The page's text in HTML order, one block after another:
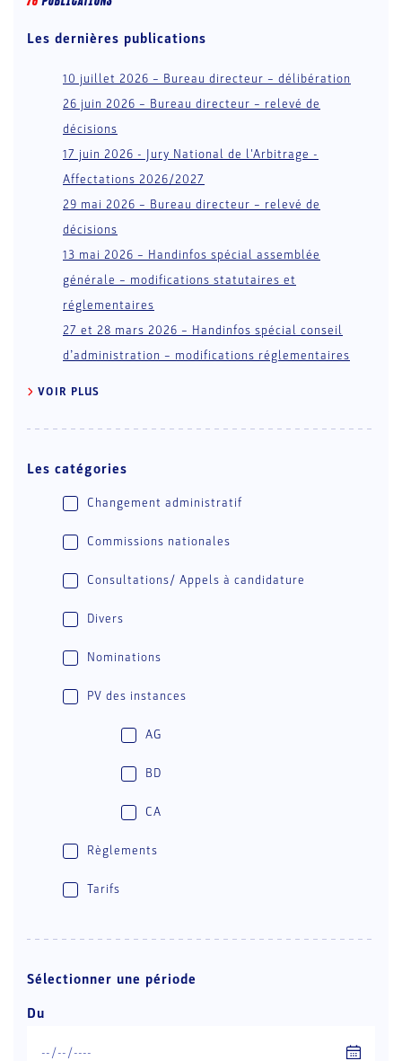
Les dernières publications
10 juillet 2026 – Bureau directeur – délibération
26 juin 2026 – Bureau directeur – relevé de
décisions
17 juin 2026 - Jury National de l'Arbitrage -
Affectations 2026/2027
29 mai 2026 – Bureau directeur – relevé de
décisions
13 mai 2026 – Handinfos spécial assemblée
générale – modifications statutaires et
réglementaires
27 et 28 mars 2026 – Handinfos spécial conseil
d’administration – modifications réglementaires
VOIR PLUS
Les catégories
Changement administratif
Commissions nationales
Consultations/ Appels à candidature
Divers
Nominations
PV des instances
AG
BD
CA
Règlements
Tarifs
Sélectionner une période
Du